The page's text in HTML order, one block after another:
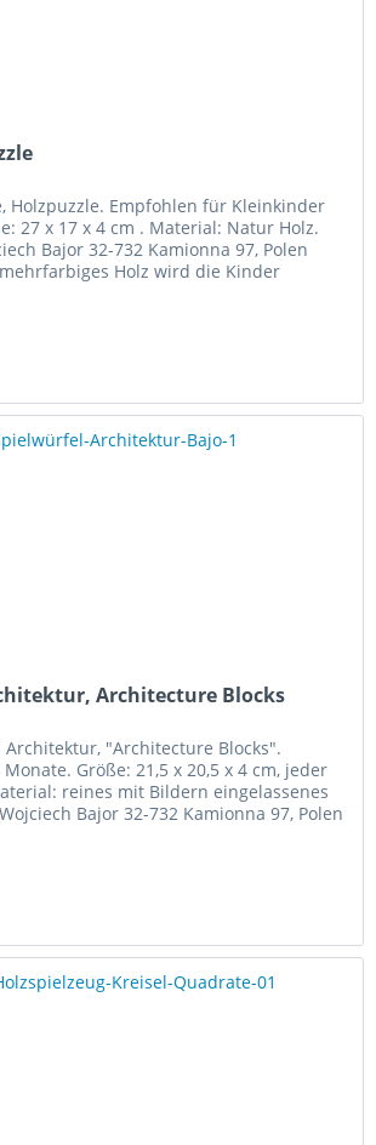
Holzpuzzle. Empfohlen für Kleinkinder
27 x 17 x 4 cm . Material: Natur Holz.
Bajor 32-732 Kamionna 97, Polen
Holz wird die Kinder
Architecture Blocks
Architektur, "Architecture Blocks".
Größe: 21,5 x 20,5 x 4 cm, jeder
reines mit Bildern eingelassenes
Bajor 32-732 Kamionna 97, Polen